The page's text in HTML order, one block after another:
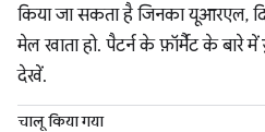
किया जा सकता है जिनका यूआरएल,
मेल खाता हो. पैटर्न के फ़ॉर्मैट के बारे
देखें.
चालू किया गया